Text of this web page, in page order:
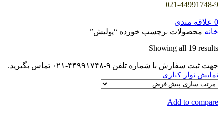
021-44991748-9
0 علاقه مندی
خانه محصولات برچسب خورده “پولیش”
Showing all 19 results
جهت ثبت سفارش با شماره تلفن ۹-۴۴۹۹۱۷۴۸-۰۲۱ تماس بگیرید.
نمایش نوار کناری
Add to compare